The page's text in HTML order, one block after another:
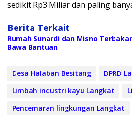
sedikit Rp3 Miliar dan paling
Berita Terkait
Rumah Sunardi dan Misno
Bawa Bantuan
Desa Halaban Besitang
DPRD
Limbah industri kayu Langkat
Pencemaran lingkungan Langkat